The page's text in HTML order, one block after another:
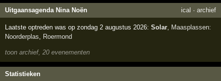
Uitgaansagenda Nina Noën ical · archief
Laatste optreden was op zondag 2 augustus 2026:Solar
Maasplassen:
Noorderplas
Roermond
toon archief, 20 evenementen
Statistieken